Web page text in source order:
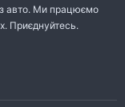
авто. Ми працюємо
Приєднуйтесь.